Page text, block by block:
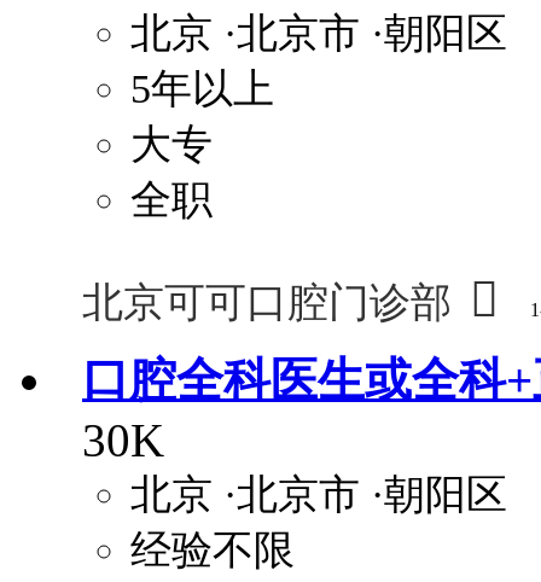
北京 ·北京市 ·朝阳区
5年以上
大专
全职
北京可可口腔门诊部 
口腔全科医生或全科
30K
北京 ·北京市 ·朝阳区
经验不限